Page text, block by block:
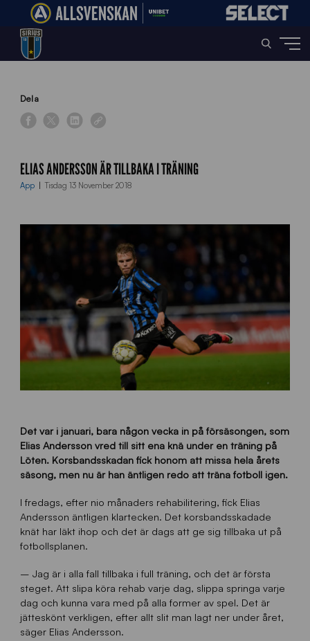
Home»
Dela
ELIAS ANDERSSON ÄR TILLBAKA I TRÄNING
App Tisdag 13 November 2018
Det var i januari, bara någon vecka in på försäsongen, som
Elias Andersson vred till sitt ena knä under en träning på
Löten. Korsbandsskadan fick honom att missa hela årets
säsong, men nu är han äntligen redo att träna fotboll igen.
I fredags, efter nio månaders rehabilitering, fick Elias
Andersson äntligen klartecken. Det korsbandsskadade
knät har läkt ihop och det är dags att ge sig tillbaka ut på
fotbollsplanen.
– Jag är i alla fall tillbaka i full träning, och det är första
steget. Att slipa köra rehab varje dag, slippa springa varje
dag och kunna vara med på alla former av spel. Det är
jätteskönt verkligen, efter allt slit man lagt ner under året,
säger Elias Andersson.